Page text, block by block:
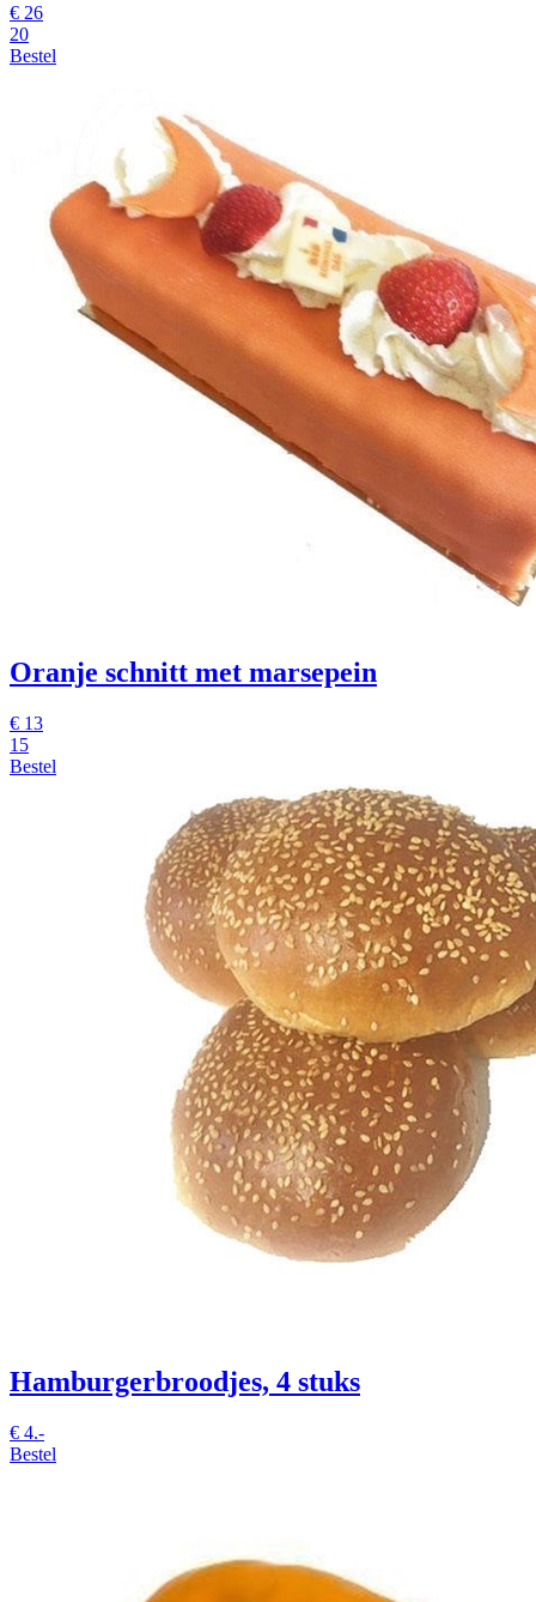
€ 26
20
Bestel
Oranje schnitt met marsepein
€ 13
15
Bestel
Hamburgerbroodjes, 4 stuks
€ 4.-
Bestel